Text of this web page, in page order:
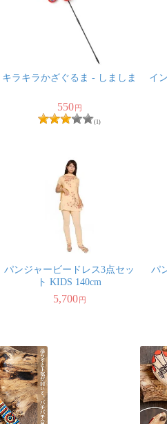
キラキラかざぐるま - しましま
550円
(1)
イ
パンジャービードレス3点セッ
ト KIDS 140cm
5,700円
パ